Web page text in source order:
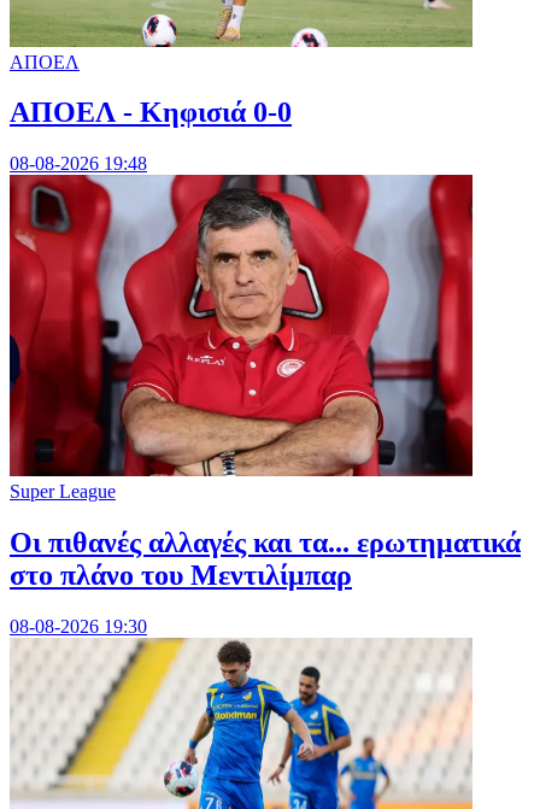
ΑΠΟΕΛ
ΑΠΟΕΛ - Κηφισιά 0-0
08-08-2026 19:48
Super League
Οι πιθανές αλλαγές και τα... ερωτηματικά
στο πλάνο του Μεντιλίμπαρ
08-08-2026 19:30